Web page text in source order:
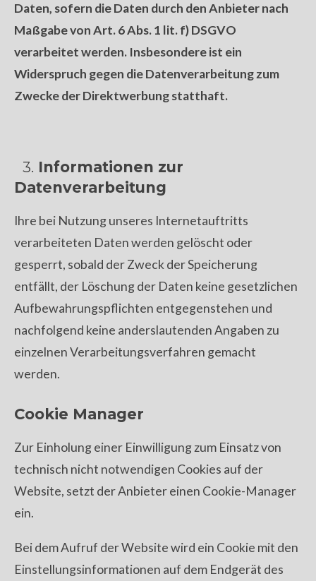
Daten, sofern die Daten durch den Anbieter nach
Maßgabe von Art. 6 Abs. 1 lit. f) DSGVO
verarbeitet werden. Insbesondere ist ein
Widerspruch gegen die Datenverarbeitung zum
Zwecke der Direktwerbung statthaft.
3. Informationen zur
Datenverarbeitung
Ihre bei Nutzung unseres Internetauftritts
verarbeiteten Daten werden gelöscht oder
gesperrt, sobald der Zweck der Speicherung
entfällt, der Löschung der Daten keine gesetzlichen
Aufbewahrungspflichten entgegenstehen und
nachfolgend keine anderslautenden Angaben zu
einzelnen Verarbeitungsverfahren gemacht
werden.
Cookie Manager
Zur Einholung einer Einwilligung zum Einsatz von
technisch nicht notwendigen Cookies auf der
Website, setzt der Anbieter einen Cookie-Manager
ein.
Bei dem Aufruf der Website wird ein Cookie mit den
Einstellungsinformationen auf dem Endgerät des